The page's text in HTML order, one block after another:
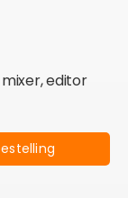
editor